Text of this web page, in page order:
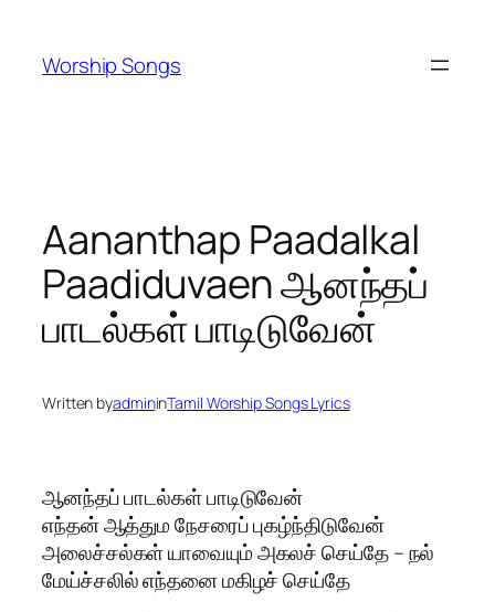
content
Worship Songs
Aananthap Paadalkal
Paadiduvaen ஆனந்தப்
பாடல்கள் பாடிடுவேன்
Written byadmininTamil Worship Songs Lyrics
ஆனந்தப் பாடல்கள் பாடிடுவேன்
எந்தன் ஆத்தும நேசரைப் புகழ்ந்திடுவேன்
அலைச்சல்கள் யாவையும் அகலச் செய்தே – நல்
மேய்ச்சலில் எந்தனை மகிழச் செய்தே